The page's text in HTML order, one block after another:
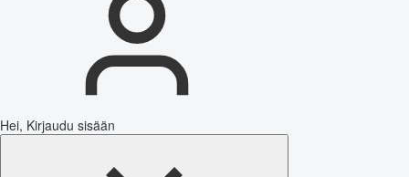
Hei, Kirjaudu sisään